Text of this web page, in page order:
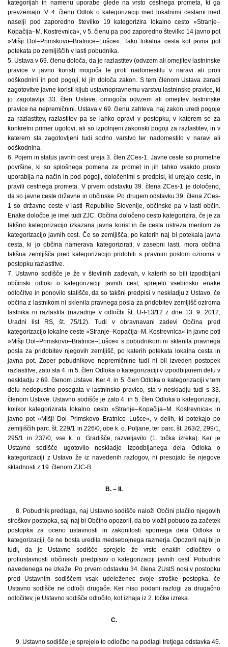
kategorijah in namenu uporabe glede na vrsto cestnega prometa, ki ga
prevzemajo. V 4. členu Odlok o kategorizaciji med lokalnimi cestami med
naselji pod zaporedno številko 19 kategorizira lokalno cesto »Stranje–
Kopačija–M. Kostrevnica«, v 5. členu pa pod zaporedno številko 14 javno pot
»Mišji Dol–Primskovo–Bratnice–Lušce«. Tako lokalna cesta kot javna pot
potekata po zemljiščih v lasti pobudnika.
5. Ustava v 69. členu določa, da je razlastitev (odvzem ali omejitev lastninske
pravice v javno korist) mogoča le proti nadomestilu v naravi ali proti
odškodnini in pod pogoji, ki jih določa zakon. S tem členom Ustava zaradi
zagotovitve javne koristi kljub ustavnopravnemu varstvu lastninske pravice, ki
jo zagotavlja 33. člen Ustave, omogoča odvzem ali omejitev lastninske
pravice na nepremičnini. Ustava v 69. členu zahteva, naj zakon uredi pogoje
za razlastitev, razlastitev pa se lahko opravi v postopku, v katerem se za
konkretni primer ugotovi, ali so izpolnjeni zakonski pogoji za razlastitev, in v
katerem sta zagotovljeni tudi sodno varstvo ter nadomestilo v naravi ali
odškodnina.
6. Pojem in status javnih cest ureja 3. člen ZCes-1. Javne ceste so prometne
površine, ki so splošnega pomena za promet in jih lahko vsakdo prosto
uporablja na način in pod pogoji, določenimi s predpisi, ki urejajo ceste, in
pravili cestnega prometa. V prvem odstavku 39. člena ZCes-1 je določeno,
da so javne ceste državne in občinske. Po drugem odstavku 39. člena ZCes-
1 so državne ceste v lasti Republike Slovenije, občinske pa v lasti občin.
Enake določbe je imel tudi ZJC. Občina določeno cesto kategorizira, če je za
takšno kategorizacijo izkazana javna korist in če cesta ustreza merilom za
kategorizacijo javnih cest. Če so zemljišča, po katerih naj bi potekala javna
cesta, ki jo občina namerava kategorizirati, v zasebni lasti, mora občina
takšna zemljišča pred kategorizacijo pridobiti s pravnim poslom oziroma v
postopku razlastitve.
7. Ustavno sodišče je že v številnih zadevah, v katerih so bili izpodbijani
občinski odloki o kategorizaciji javnih cest, sprejelo vsebinsko enake
odločitve in ponovilo stališče, da so takšni predpisi v neskladju z Ustavo, če
občina z lastnikom ni sklenila pravnega posla za pridobitev zemljišč oziroma
lastnika ni razlastila (nazadnje v odločbi št. U-I-13/12 z dne 13. 9. 2012,
Uradni list RS, št. 75/12). Tudi v obravnavani zadevi Občina pred
kategorizacijo lokalne ceste »Stranje–Kopačija–M. Kostrevnica« in javne poti
»Mišji Dol–Primskovo–Bratnice–Lušce« s pobudnikom ni sklenila pravnega
posla za pridobitev njegovih zemljišč, po katerih potekata lokalna cesta in
javna pot. Zoper pobudnikove nepremičnine tudi ni bil izveden postopek
razlastitve, zato sta 4. in 5. člen Odloka o kategorizaciji v izpodbijanem delu v
neskladju z 69. členom Ustave. Ker 4. in 5. člen Odloka o kategorizaciji v tem
delu nedopustno posegata v lastninsko pravico, sta v neskladju tudi s 33.
členom Ustave. Ustavno sodišče je zato 4. in 5. člen Odloka o kategorizaciji,
kolikor kategorizirata lokalno cesto »Stranje–Kopačija–M. Kostrevnica« in
javno pot »Mišji Dol–Primskovo–Bratnice–Lušce«, v delih, ki potekajo po
zemljiščih parc. št. 229/1 in 226/0, obe k. o. Poljane, ter parc. št. 263/2, 299/1,
295/1 in 237/0, vse k. o. Gradišče, razveljavilo (1. točka izreka). Ker je
Ustavno sodišče ugotovilo neskladje izpodbijanega dela Odloka o
kategorizaciji z Ustavo že iz navedenih razlogov, ni presojalo še njegove
skladnosti z 19. členom ZJC-B.
B. – II.
8. Pobudnik predlaga, naj Ustavno sodišče naloži Občini plačilo njegovih
stroškov postopka, saj naj bi Občino opozoril, da bo vložil pobudo za začetek
postopka za oceno ustavnosti in zakonitosti spornega dela Odloka o
kategorizaciji, če ne bosta uredila medsebojnega razmerja. Opozoril naj bi jo
tudi, da je Ustavno sodišče sprejelo že vrsto enakih odločitev o
protiustavnosti občinskih predpisov o kategorizaciji javnih cest. Pobudnik
navedenega ne izkaže. Po prvem odstavku 34. člena ZUstS nosi v postopku
pred Ustavnim sodiščem vsak udeleženec svoje stroške postopka, če
Ustavno sodišče ne odloči drugače. Ker niso podani razlogi za drugačno
odločitev, je Ustavno sodišče odločilo, kot izhaja iz 2. točke izreka.
C.
9. Ustavno sodišče je sprejelo to odločbo na podlagi tretjega odstavka 45.